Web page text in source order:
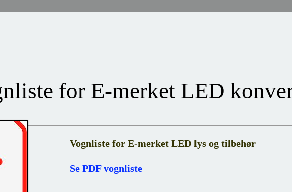
for E-merket LED
Vognliste for E-merket LED lys og tilbehør
Se PDF vognliste